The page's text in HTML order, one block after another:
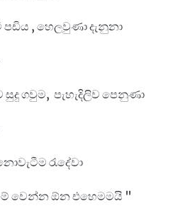
පඩිය , හෙලවුණා දැනුනා
ගවුම, පැහැදිලිව පෙනුණා
රැදේවා
වෙන්න ඕන එහෙමමයි "